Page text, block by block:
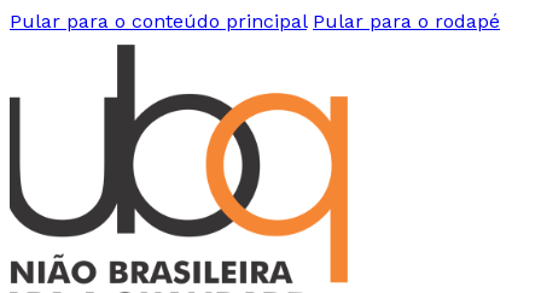
Pular para o conteúdo principal Pular para o rodapé